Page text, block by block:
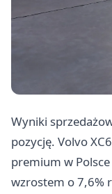
Wyniki
pozycję. Volvo
premium w
wzrostem o 7,6%